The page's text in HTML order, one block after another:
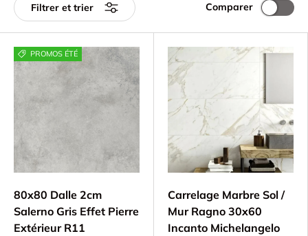
Filtrer et trier Comparer
PROMOS ÉTÉ
80x80 Dalle 2cm
Salerno Gris Effet Pierre
Extérieur R11
Carrelage Marbre Sol /
Mur Ragno 30x60
Incanto Michelangelo